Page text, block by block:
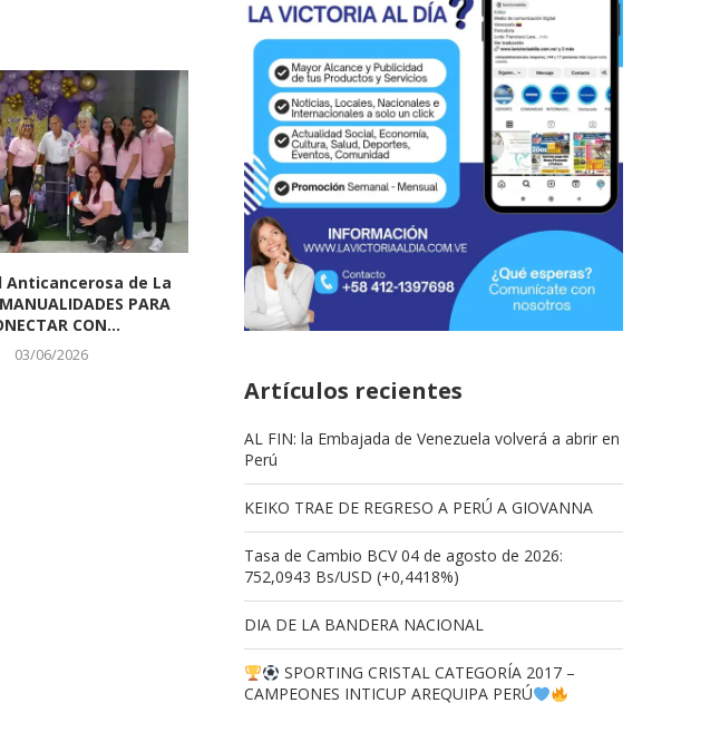
Anticancerosa de La
PARA
CON...
03/06/2026
Despistaje Cardiovascular
Realizará La Sociedad
Anticancerosa de La...
1er Curso de
19/02/2026
Artículos recientes
AL FIN: la Embajada de Venezuela volverá a abrir en
Perú
KEIKO TRAE DE REGRESO A PERÚ A GIOVANNA
Tasa de Cambio BCV 04 de agosto de 2026:
752,0943 Bs/USD (+0,4418%)
DIA DE LA BANDERA NACIONAL
SPORTING CRISTAL CATEGORÍA 2017 –
CAMPEONES INTICUP AREQUIPA PERÚ